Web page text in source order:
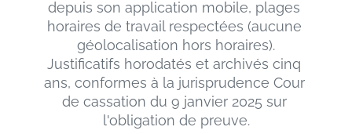
depuis son application mobile, plages
horaires de travail respectées (aucune
géolocalisation hors horaires).
Justificatifs horodatés et archivés cinq
ans, conformes à la jurisprudence Cour
de cassation du 9 janvier 2025 sur
l'obligation de preuve.